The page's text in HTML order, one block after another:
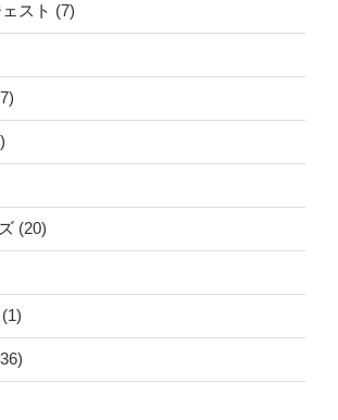
スト (7)
(20)
(1)